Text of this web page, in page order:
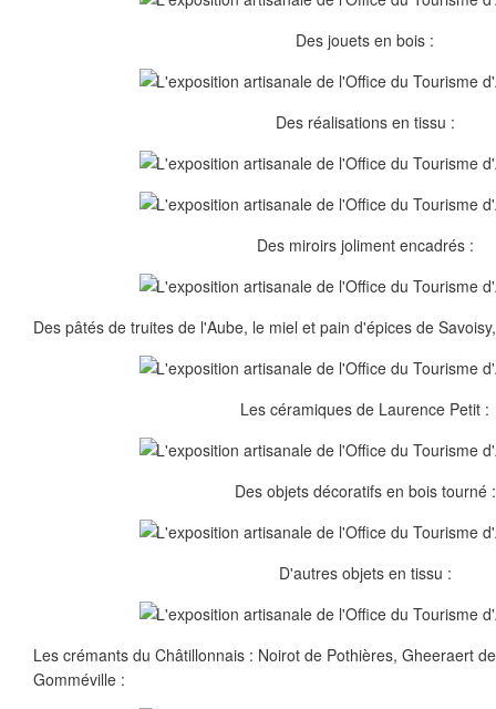
Des jouets en bois :
Des réalisations en tissu :
Des miroirs joliment encadrés :
Des pâtés de truites de l'Aube, le miel et pain d'épices de
Les céramiques de Laurence Petit :
Des objets décoratifs en bois tourné :
D'autres objets en tissu :
Les crémants du Châtillonnais : Noirot de Pothières, Gheeraert
Gomméville :